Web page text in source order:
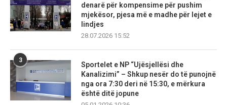
denarë për kompensime për pushim
mjekësor, pjesa më e madhe për lejet e
lindjes
28.07.2026 15:52
3
Sportelet e NP “Ujësjellësi dhe
Kanalizimi” – Shkup nesër do të punojnë
nga ora 7:30 deri në 15:30, e mërkura
është ditë jopune